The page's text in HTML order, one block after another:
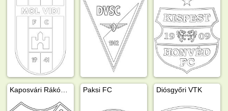
Paksi FC Diósgyőri VTK